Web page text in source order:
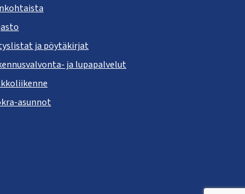
ja pöytäkirjat
ja lupapalvelut
asunnot